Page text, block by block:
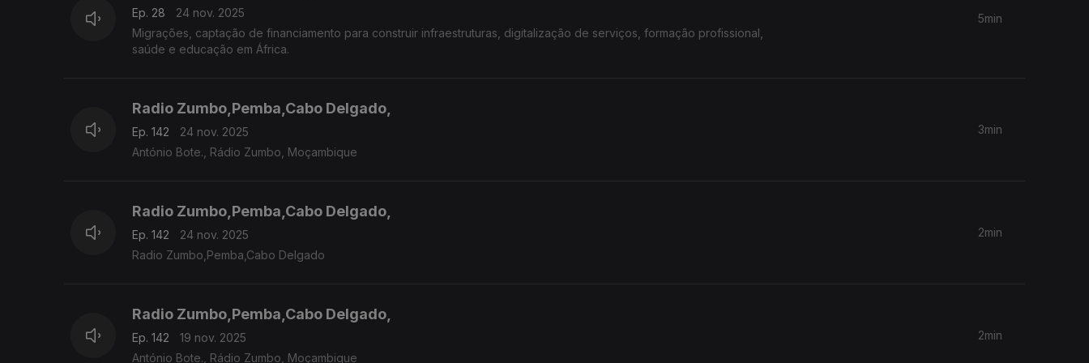
Ep. 28
24 nov. 2025
Migrações, captação de financiamento para construir infraestruturas, digitalização de serviços, formação profissional,
saúde e educação em África.
5min
Radio Zumbo,Pemba,Cabo Delgado,
Ep. 142
24 nov. 2025
António Bote., Rádio Zumbo, Moçambique
3min
Radio Zumbo,Pemba,Cabo Delgado,
Ep. 142
24 nov. 2025
Radio Zumbo,Pemba,Cabo Delgado
2min
Radio Zumbo,Pemba,Cabo Delgado,
Ep. 142
19 nov. 2025
António Bote., Rádio Zumbo, Moçambique
2min